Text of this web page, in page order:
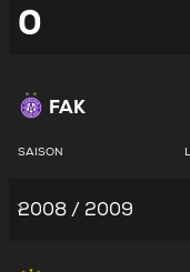
0
FAK
SAISON
2008 / 2009